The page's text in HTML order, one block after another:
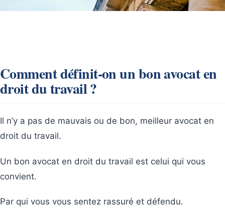
Comment définit-on un bon avocat en
droit du travail ?
Il n’y a pas de mauvais ou de bon, meilleur avocat en
droit du travail.
Un bon avocat en droit du travail est celui qui vous
convient.
Par qui vous vous sentez rassuré et défendu.